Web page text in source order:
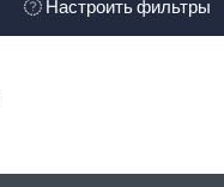
Настроить фильтры